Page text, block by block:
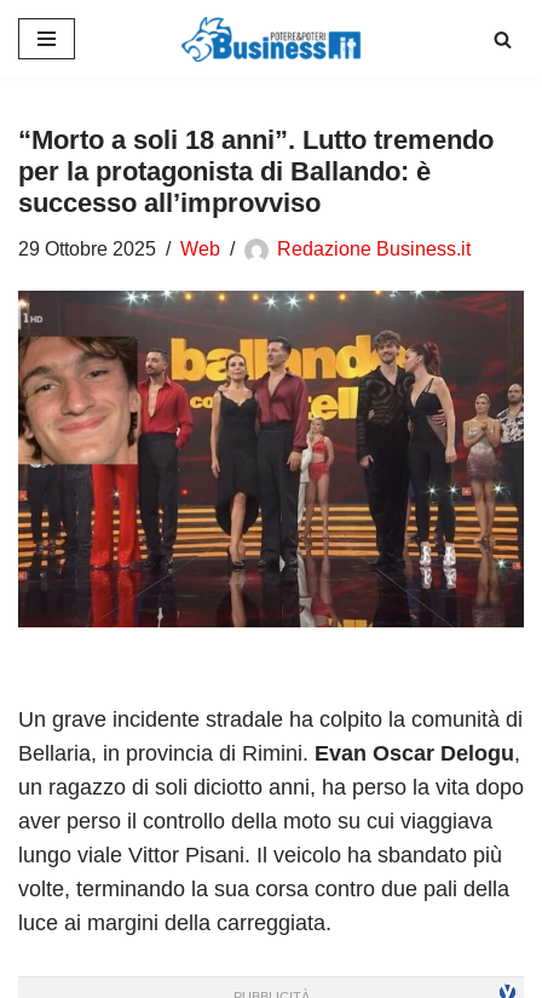
contenuto
“Morto a soli 18 anni”. Lutto tremendo
per la protagonista di Ballando: è
successo all’improvviso
29 Ottobre 2025 Web Redazione Business.it
Un grave incidente stradale ha colpito la comunità di
Bellaria, in provincia di Rimini. Evan Oscar Delogu,
un ragazzo di soli diciotto anni, ha perso la vita dopo
aver perso il controllo della moto su cui viaggiava
lungo viale Vittor Pisani. Il veicolo ha sbandato più
volte, terminando la sua corsa contro due pali della
luce ai margini della carreggiata.